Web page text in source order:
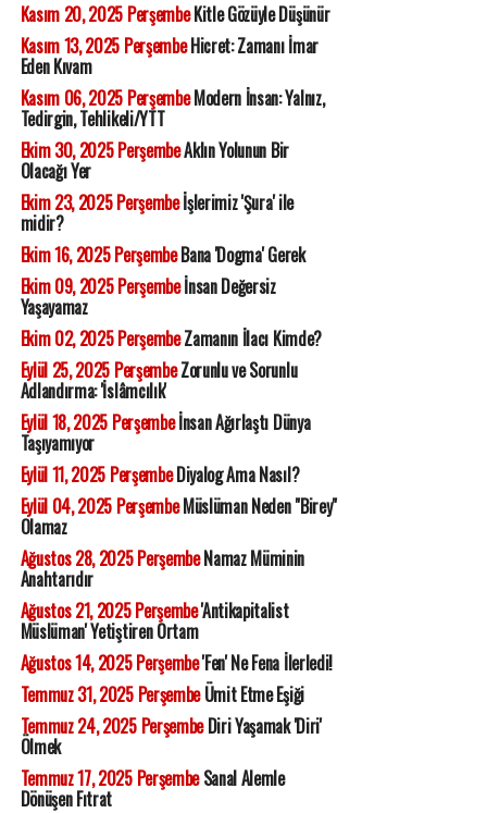
Kasım 20, 2025 PerşembeKitle Gözüyle Düşünür
Kasım 13, 2025 PerşembeHicret: Zamanı İmar
Eden Kıvam
Kasım 06, 2025 PerşembeModern İnsan: Yalnız,
Tedirgin, Tehlikeli/YTT
Ekim 30, 2025 PerşembeAklın Yolunun Bir
Olacağı Yer
Ekim 23, 2025 Perşembeİşlerimiz 'Şura' ile
midir?
Ekim 16, 2025 PerşembeBana 'Dogma' Gerek
Ekim 09, 2025 Perşembeİnsan Değersiz
Yaşayamaz
Ekim 02, 2025 PerşembeZamanın İlacı Kimde?
Eylül 25, 2025 PerşembeZorunlu ve Sorunlu
Adlandırma: 'İslâmcılık'
Eylül 18, 2025 Perşembeİnsan Ağırlaştı Dünya
Taşıyamıyor
Eylül 11, 2025 PerşembeDiyalog Ama Nasıl?
Eylül 04, 2025 PerşembeMüslüman Neden "Birey"
Olamaz
Ağustos 28, 2025 PerşembeNamaz Müminin
Anahtarıdır
Ağustos 21, 2025 Perşembe'Antikapitalist
Müslüman' Yetiştiren Ortam
Ağustos 14, 2025 Perşembe'Fen' Ne Fena İlerledi!
Temmuz 31, 2025 PerşembeÜmit Etme Eşiği
Temmuz 24, 2025 PerşembeDiri Yaşamak 'Diri'
Ölmek
Temmuz 17, 2025 PerşembeSanal Alemle
Dönüşen Fıtrat